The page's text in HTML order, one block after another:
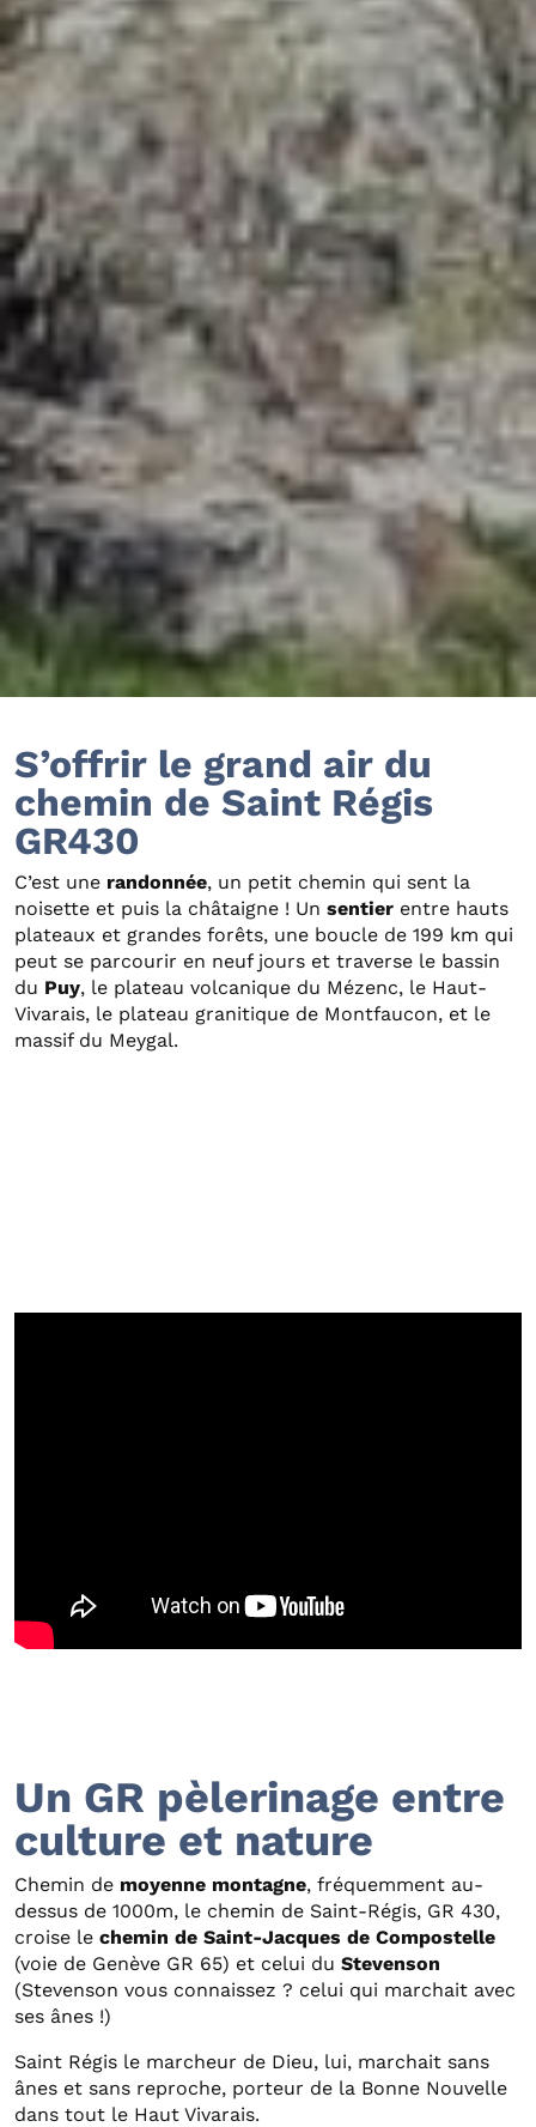
S’offrir le grand air du
chemin de Saint Régis
GR430
C’est une randonnée, un petit chemin qui sent la
noisette et puis la châtaigne ! Un sentier entre hauts
plateaux et grandes forêts, une boucle de 199 km qui
peut se parcourir en neuf jours et traverse le bassin
du Puy, le plateau volcanique du Mézenc, le Haut-
Vivarais, le plateau granitique de Montfaucon, et le
massif du Meygal.
Un GR pèlerinage entre
culture et nature
Chemin de moyenne montagne, fréquemment au-
dessus de 1000m, le chemin de Saint-Régis, GR 430,
croise le chemin de Saint-Jacques de Compostelle
(voie de Genève GR 65) et celui du Stevenson
(Stevenson vous connaissez ? celui qui marchait avec
ses ânes !)
Saint Régis le marcheur de Dieu, lui, marchait sans
ânes et sans reproche, porteur de la Bonne Nouvelle
dans tout le Haut Vivarais.